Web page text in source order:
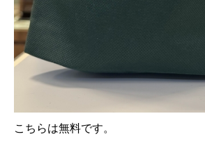
こちらは無料です。